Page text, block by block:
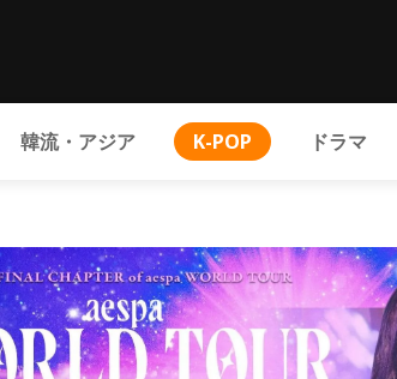
韓流・アジア K-POP ドラマ